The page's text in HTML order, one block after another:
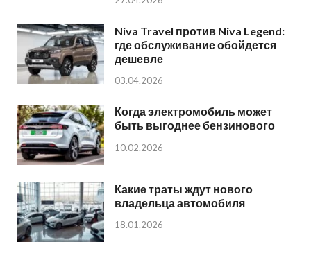
Niva Travel против Niva Legend:
где обслуживание обойдется
дешевле
03.04.2026
Когда электромобиль может
быть выгоднее бензинового
10.02.2026
Какие траты ждут нового
владельца автомобиля
18.01.2026